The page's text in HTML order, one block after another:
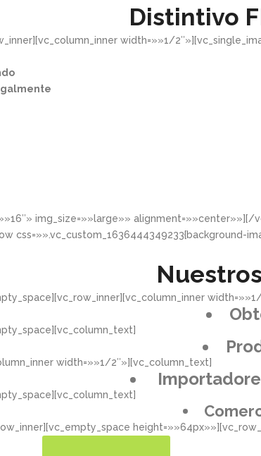
Distintivo
width=»»1/
img_size=»»large»»
css=»».vc_custom_1636444349233{background-
width=»»1/2″»][vc_column_text]